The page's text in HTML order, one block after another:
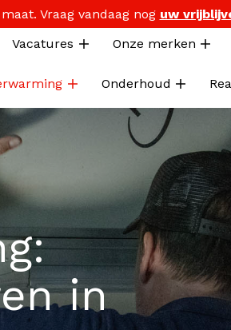
Vraag vandaag nog uw
Vacatures
Onze merken
Onderhoud
:
in